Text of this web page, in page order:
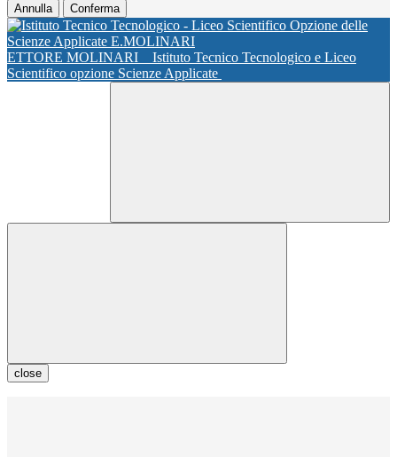
Annulla Conferma
ETTORE MOLINARI
Istituto Tecnico Tecnologico e Liceo
Scientifico opzione Scienze Applicate
close